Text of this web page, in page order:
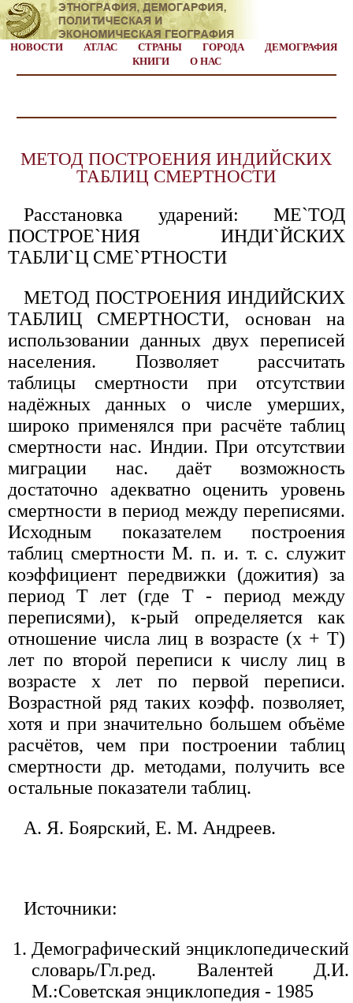
НОВОСТИ АТЛАС СТРАНЫ ГОРОДА
ДЕМОГРАФИЯ
КНИГИ
О НАС
МЕТОД ПОСТРОЕНИЯ ИНДИЙСКИХ
ТАБЛИЦ СМЕРТНОСТИ
Расстановка ударений: МЕ`ТОД
ПОСТРОЕ`НИЯ ИНДИ`ЙСКИХ
ТАБЛИ`Ц СМЕ`РТНОСТИ
МЕТОД ПОСТРОЕНИЯ ИНДИЙСКИХ
ТАБЛИЦ СМЕРТНОСТИ, основан на
использовании данных двух переписей
населения. Позволяет рассчитать
таблицы смертности при отсутствии
надёжных данных о числе умерших,
широко применялся при расчёте таблиц
смертности нас. Индии. При отсутствии
миграции нас. даёт возможность
достаточно адекватно оценить уровень
смертности в период между переписями.
Исходным показателем построения
таблиц смертности М. п. и. т. с. служит
коэффициент передвижки (дожития) за
период Т лет (где Т - период между
переписями), к-рый определяется как
отношение числа лиц в возрасте (х + Т)
лет по второй переписи к числу лиц в
возрасте х лет по первой переписи.
Возрастной ряд таких коэфф. позволяет,
хотя и при значительно большем объёме
расчётов, чем при построении таблиц
смертности др. методами, получить все
остальные показатели таблиц.
А. Я. Боярский, Е. М. Андреев.
Источники:
Демографический энциклопедический
словарь/Гл.ред. Валентей Д.И.
М.:Советская энциклопедия - 1985